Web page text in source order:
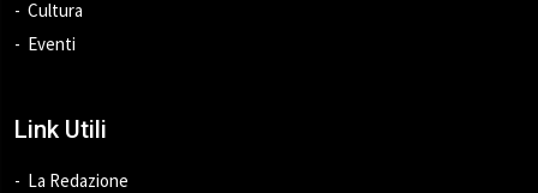
Cultura
Eventi
Link Utili
La Redazione